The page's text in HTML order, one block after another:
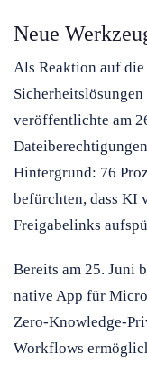
Neue
Als Reaktion auf die
veröffentlichte am
Hintergrund: 76
befürchten, dass KI
Freigabelinks
Bereits am 25. Juni
native App für
Zero-Knowledge-
Workflows